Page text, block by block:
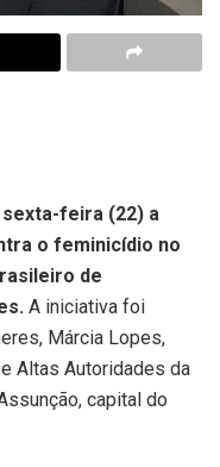
feira (22) a
o feminicídio no
de
A iniciativa foi
Márcia Lopes,
Altas Autoridades da
capital do